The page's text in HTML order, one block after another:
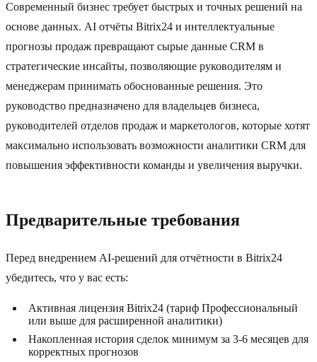
Современный бизнес требует быстрых и точных решений на
основе данных. AI отчёты Bitrix24 и интеллектуальные
прогнозы продаж превращают сырые данные CRM в
стратегические инсайты, позволяющие руководителям и
менеджерам принимать обоснованные решения. Это
руководство предназначено для владельцев бизнеса,
руководителей отделов продаж и маркетологов, которые хотят
максимально использовать возможности аналитики CRM для
повышения эффективности команды и увеличения выручки.
Предварительные требования
Перед внедрением AI-решений для отчётности в Bitrix24
убедитесь, что у вас есть:
Активная лицензия Bitrix24 (тариф Профессиональный
или выше для расширенной аналитики)
Накопленная история сделок минимум за 3-6 месяцев для
корректных прогнозов